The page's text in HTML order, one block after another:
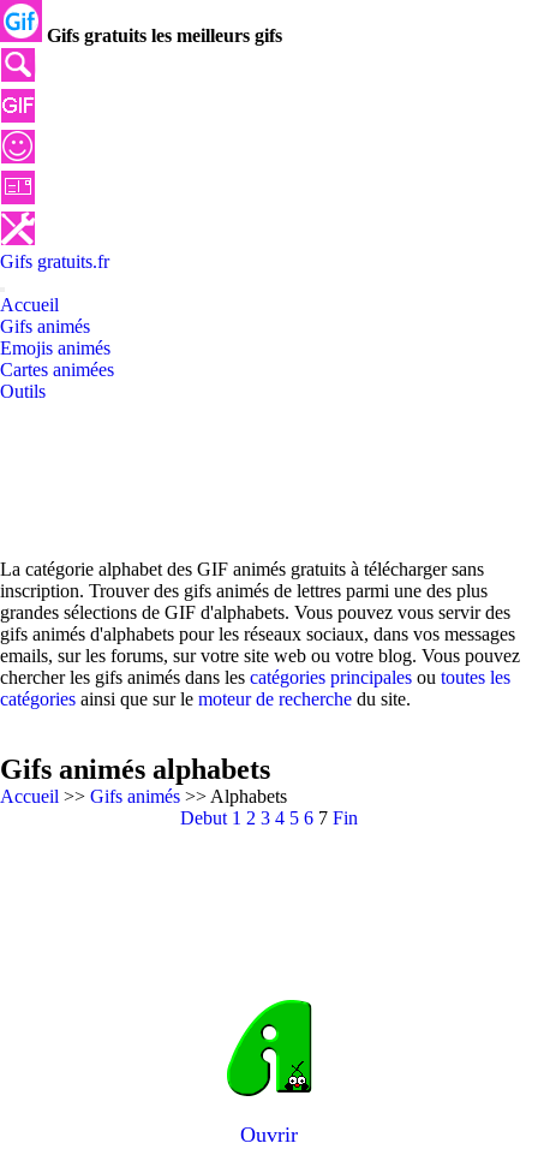
Gifs gratuits les meilleurs gifs
Gifs gratuits.fr
Accueil
Gifs animés
Emojis animés
Cartes animées
Outils
La catégorie alphabet des GIF animés gratuits à télécharger sans
inscription. Trouver des gifs animés de lettres parmi une des plus
grandes sélections de GIF d'alphabets. Vous pouvez vous servir des
gifs animés d'alphabets pour les réseaux sociaux, dans vos messages
emails, sur les forums, sur votre site web ou votre blog. Vous pouvez
chercher les gifs animés dans les catégories principales ou toutes les
catégories ainsi que sur le moteur de recherche du site.
Gifs animés alphabets
Accueil >> Gifs animés >> Alphabets
Debut 1 2 3 4 5 6 7 Fin
Ouvrir